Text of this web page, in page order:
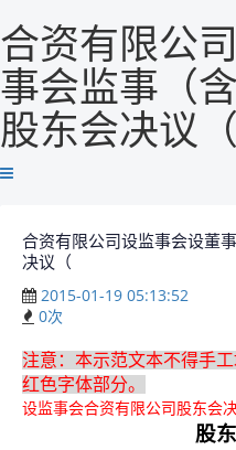
合资有限公
事会监事（
股东会决议（
合资有限公司设监事会设董
决议（
2015-01-19 05:13:52
0次
注意：本示范文本不得手
红色字体部分。
设监事会合资有限公司股东会
股